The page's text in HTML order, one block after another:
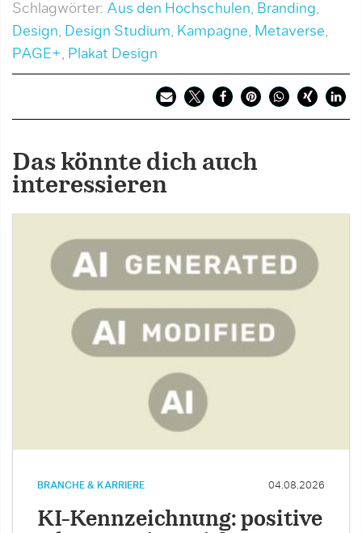
Schlagwörter: Aus den Hochschulen, Branding,
Design, Design Studium, Kampagne, Metaverse,
PAGE+, Plakat Design
Das könnte dich auch
interessieren
BRANCHE & KARRIERE 04.08.2026
KI-Kennzeichnung: positive